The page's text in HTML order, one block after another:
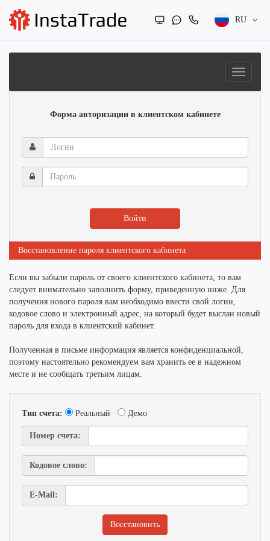
RU
Форма авторизации в клиентском кабинете
Логин
Пароль
Войти
Восстановление пароля клиентского кабинета
Если вы забыли пароль от своего клиентского кабинета, то вам
следует внимательно заполнить форму, приведенную ниже. Для
получения нового пароля вам необходимо ввести свой логин,
кодовое слово и электронный адрес, на который будет выслан новый
пароль для входа в клиентский кабинет.
Полученная в письме информация является конфиденциальной,
поэтому настоятельно рекомендуем вам хранить ее в надежном
месте и не сообщать третьим лицам.
Тип счета: Реальный Демо
Номер счета:
Кодовое слово:
E-Mail: